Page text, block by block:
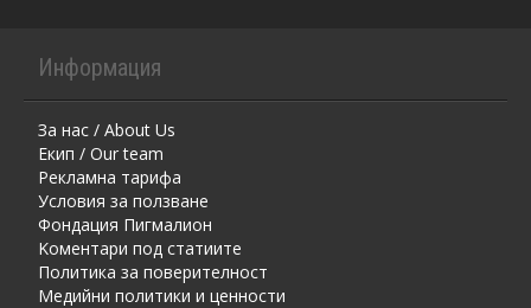
Информация
За нас / About Us
Екип / Our team
Рекламна тарифа
Условия за ползване
Фондация Пигмалион
Kоментaри под статиите
Политика за поверителност
Медийни политики и ценности